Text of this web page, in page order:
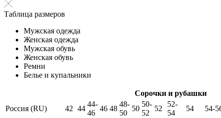
Таблица размеров
Мужская одежда
Женская одежда
Мужская обувь
Женская обувь
Ремни
Белье и купальники
Сорочки и рубашки
Россия (RU)
42 44
44-
46
46 48
48-
50
50
50-
52
52
52-
54
54
54-